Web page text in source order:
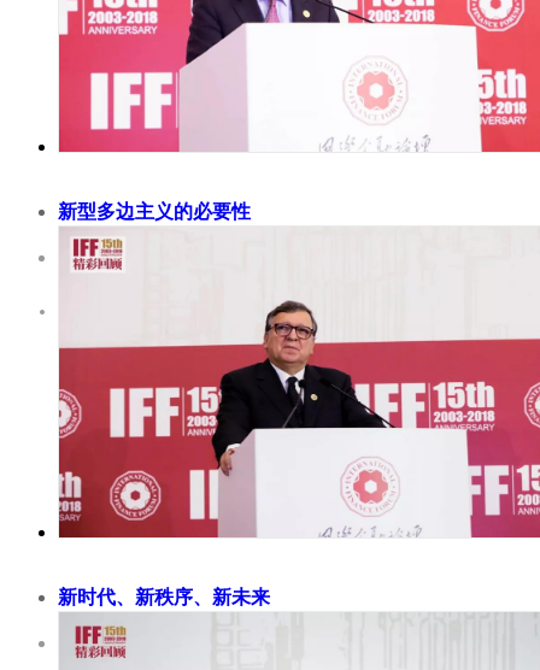
新型多边主义的必要性
2018-11-30
国际金融论坛（IFF）联合主席、韩国前总理、第 56 届联合国大
韩升洙（Han Seung-soo）认为，全球化让世界更富裕，联系更
同时也导致了不平等、气候变化、恐怖主义以及民粹主义和贸易
义在发达国家抬头。 全球化的发展绝非一日之功，而是在长时
累之中形成的。经过长年累月的发展，全球化于 19 世纪末 成为
系的一个决定性特征。交通...
新时代、新秩序、新未来
2018-11-30